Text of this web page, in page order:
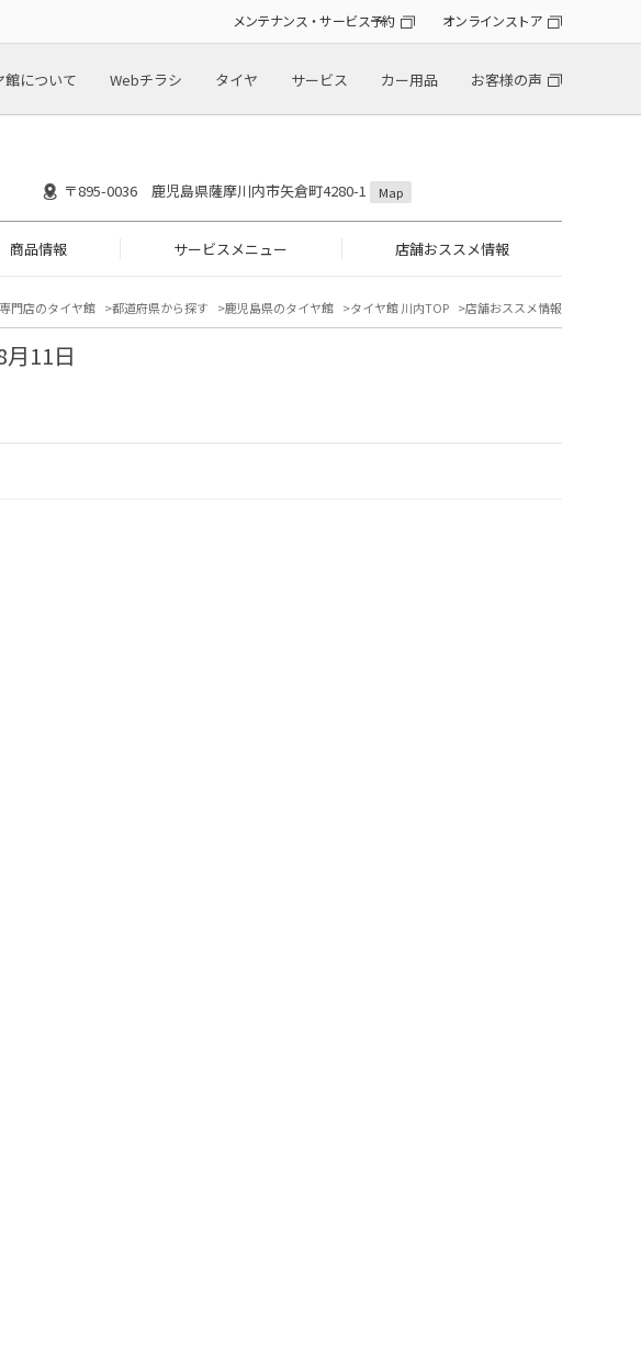
メンテナンス・サービス予約 オンラインストア
館について Webチラシ タイヤ サービス カー用品 お客様の声
〒895-0036 鹿児島県薩摩川内市矢倉町4280-1 Map
商品情報 サービスメニュー 店舗おススメ情報
門店のタイヤ館 都道府県から探す 鹿児島県のタイヤ館 タイヤ館 川内TOP 店舗おススメ情報
11日